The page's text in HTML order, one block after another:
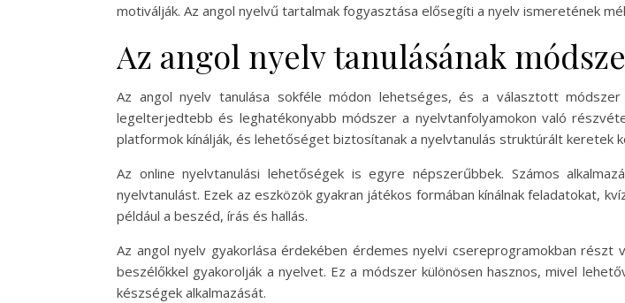
motiválják. Az angol nyelvű tartalmak fogyasztása elősegíti a nyelv ismeretének
Az angol nyelv tanulásának
Az angol nyelv tanulása sokféle módon lehetséges, és a választott
legelterjedtebb és leghatékonyabb módszer a nyelvtanfolyamokon való
platformok kínálják, és lehetőséget biztosítanak a nyelvtanulás struktúrált keretek
Az online nyelvtanulási lehetőségek is egyre népszerűbbek. Számos
nyelvtanulást. Ezek az eszközök gyakran játékos formában kínálnak feladatokat,
például a beszéd, írás és hallás.
Az angol nyelv gyakorlása érdekében érdemes nyelvi csereprogramokban részt
beszélőkkel gyakorolják a nyelvet. Ez a módszer különösen hasznos, mivel
készségek alkalmazását.